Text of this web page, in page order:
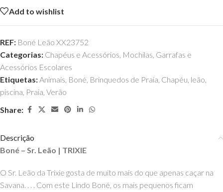
Add to wishlist
REF: Boné Leão XX23752
Categorias: Chapéus e Acessórios, Mochilas, Garrafas e
Acessórios Escolares
Etiquetas:Animais, Boné, Brinquedos de Praia, Chapéu, leão,
piscina, Praia, Verão
Share:
Descrição
Boné – Sr. Leão | TRIXIE
O Sr. Leão da Trixie gosta de muito mais do que apenas caçar na
Savana. . . . Com este Lindo Boné, os mais pequenos ficam